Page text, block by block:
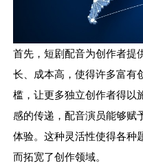
首先，短剧配音为创作者提
长、成本高，使得许多富有
槛，让更多独立创作者得以
感的传递，配音演员能够赋
体验。这种灵活性使得各种
而拓宽了创作领域。